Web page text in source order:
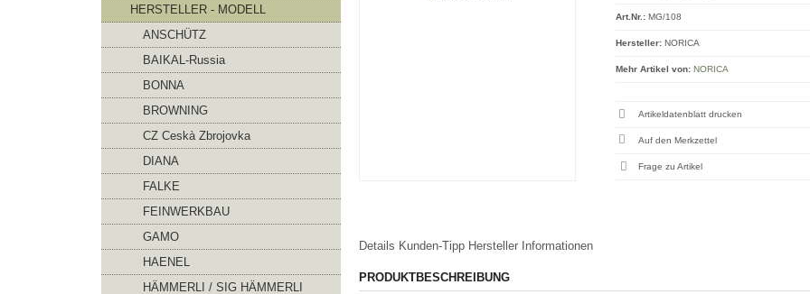
Art.Nr.: MG/108
Hersteller: NORICA
Mehr Artikel von: NORICA
Artikeldatenblatt drucken
Frage zu Artikel
Details Kunden-Tipp Hersteller Informationen
PRODUKTBESCHREIBUNG
HERSTELLER - MODELL
ANSCHÜTZ
BAIKAL-Russia
BONNA
BROWNING
CZ Ceskà Zbrojovka
DIANA
FALKE
FEINWERKBAU
GAMO
HAENEL
HÄMMERLI / SIG HÄMMERLI